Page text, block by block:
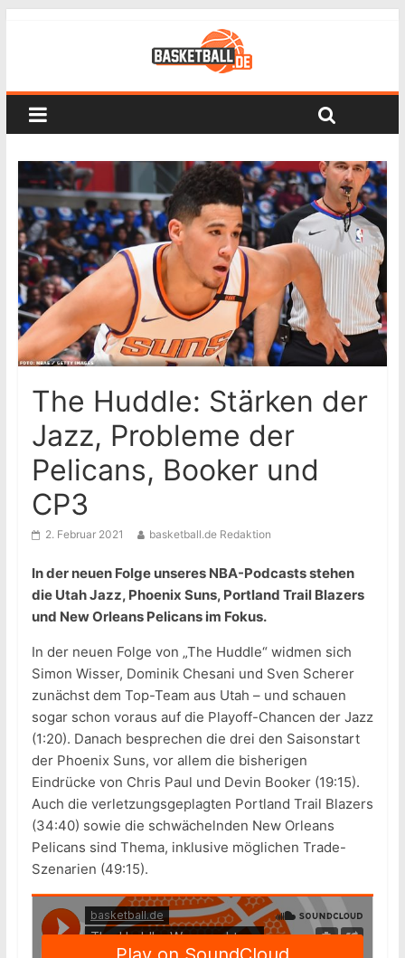
The Huddle: Stärken der
Jazz, Probleme der
Pelicans, Booker und
CP3
2. Februar 2021 basketball.de Redaktion
In der neuen Folge unseres NBA-Podcasts stehen
die Utah Jazz, Phoenix Suns, Portland Trail Blazers
und New Orleans Pelicans im Fokus.
In der neuen Folge von „The Huddle“ widmen sich
Simon Wisser, Dominik Chesani und Sven Scherer
zunächst dem Top-Team aus Utah – und schauen
sogar schon voraus auf die Playoff-Chancen der Jazz
(1:20). Danach besprechen die drei den Saisonstart
der Phoenix Suns, vor allem die bisherigen
Eindrücke von Chris Paul und Devin Booker (19:15).
Auch die verletzungsgeplagten Portland Trail Blazers
(34:40) sowie die schwächelnden New Orleans
Pelicans sind Thema, inklusive möglichen Trade-
Szenarien (49:15).